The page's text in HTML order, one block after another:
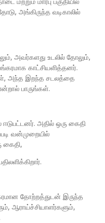
அங்கிருந்த வடிகாலில்
அவர்களது உடலில் தோலும்,
காட்சியளித்தனர்.
அந்த இறந்த சடலத்தை
பாருங்கள்.
அதில் ஒரு கைதி
வன்முறையில்
கைதி,
தோற்றத்துடன் இருந்த
ஆராய்ச்சியாளர்களும்,